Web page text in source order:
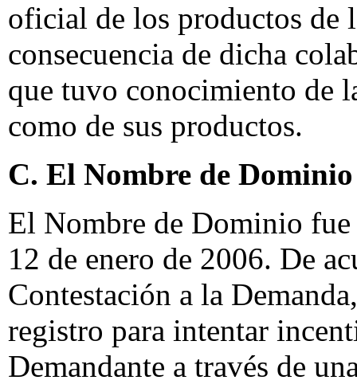
oficial de los productos de
consecuencia de dicha
que tuvo conocimiento de
como de sus productos.
C. El Nombre de Dominio
El Nombre de Dominio
12 de enero de 2006. De
Contestación a la
registro para intentar
Demandante a través de